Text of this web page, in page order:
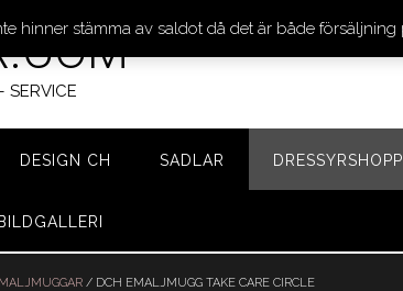
SERVICE
DESIGN CH SADLAR
BILDGALLERI
/ DCH EMALJMUGG TAKE CARE CIRCLE
hinner stämma av saldot då det är både